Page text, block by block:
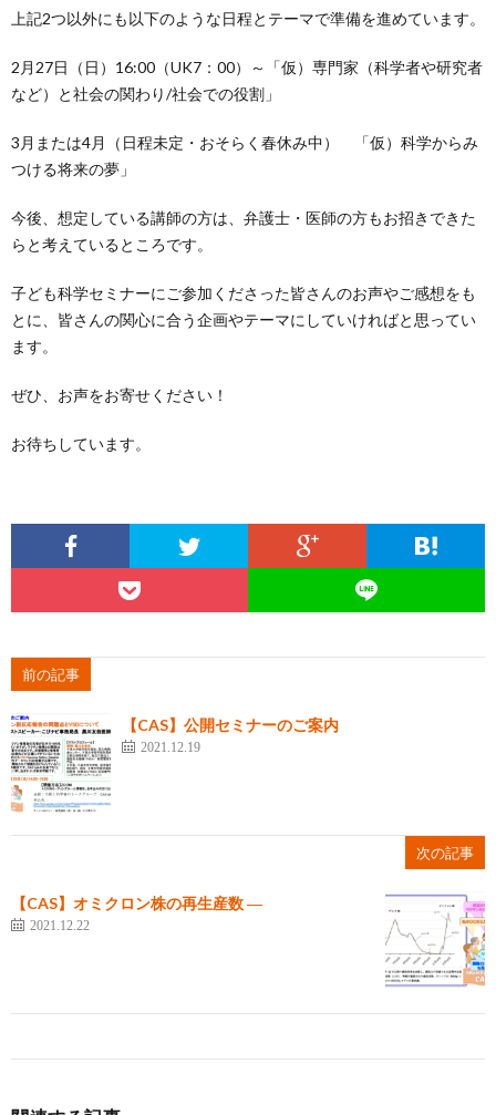
上記2つ以外にも以下のような日程とテーマで準備を進めています。
2月27日（日）16:00（UK7：00）～「仮）専門家（科学者や研究者
など）と社会の関わり/社会での役割」
3月または4月（日程未定・おそらく春休み中） 「仮）科学からみ
つける将来の夢」
今後、想定している講師の方は、弁護士・医師の方もお招きできた
らと考えているところです。
子ども科学セミナーにご参加くださった皆さんのお声やご感想をも
とに、皆さんの関心に合う企画やテーマにしていければと思ってい
ます。
ぜひ、お声をお寄せください！
お待ちしています。
前の記事
【CAS】公開セミナーのご案内
2021.12.19
次の記事
【CAS】オミクロン株の再生産数 ―
2021.12.22